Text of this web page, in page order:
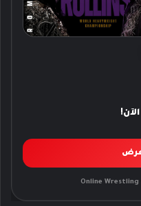
Online Wrestling